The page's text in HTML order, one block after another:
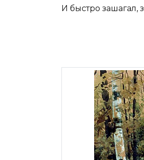
И быстро зашагал,